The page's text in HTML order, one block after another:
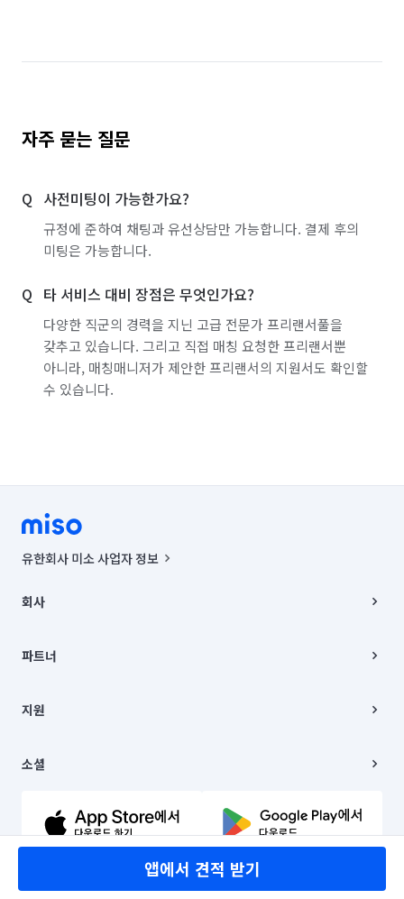
자주 묻는 질문
사전미팅이 가능한가요?
규정에 준하여 채팅과 유선상담만 가능합니다. 결제 후의
미팅은 가능합니다.
타 서비스 대비 장점은 무엇인가요?
다양한 직군의 경력을 지닌 고급 전문가 프리랜서풀을
갖추고 있습니다. 그리고 직접 매칭 요청한 프리랜서뿐
아니라, 매칭매니저가 제안한 프리랜서의 지원서도 확인할
수 있습니다.
앱에서 견적 받기
유한회사 미소 사업자 정보
00019 |
주소 | 본사: 서울특별시 종로구 율곡로 6(중학동, 트윈트리빌딩) B동 5층
컨택센터 : 서울특별시 종로구 수송동 율곡로 24, 7층, 8층 미소
상품, 상품정보, 거래에 관한 의무와 책임은 거래당사자에게 있습니다.
언론 보도 관련 문의:
© 유한회사 미소. Miso, Inc. All Rights Reserved.
회사
채용
파트너
이사
지원
이용약관
문의하기
소셜
유튜브